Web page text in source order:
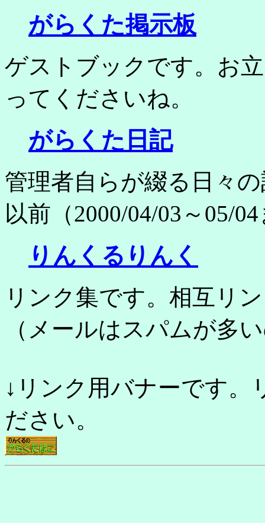
がらくた掲示板
ゲストブックです。お
ってくださいね。
がらくた日記
管理者自らが綴る日々
以前（2000/04/03～05/
りんくるりんく
リンク集です。相互リ
（メールはスパムが多
↓リンク用バナーです。
ださい。